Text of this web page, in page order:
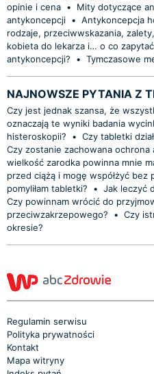
opinie i cena • Mity dotyczące
antykoncepcji • Antykoncepcja
rodzaje, przeciwwskazania,
kobieta do lekarza i… o co
antykoncepcji?
• Tymczasowe
NAJNOWSZE PYTANIA Z
Czy jest jednak szansa, że
oznaczają te wyniki badania
histeroskopii?
• Czy tabletki
Czy zostanie zachowana ochrona
wielkość zarodka powinna mnie
przed ciążą i mogę współżyć bez
pomyliłam tabletki?
• Jak leczyć
Czy powinnam wrócić do
przeciwzakrzepowego?
• Czy
okresie?
Regulamin serwisu
Polityka prywatności
Kontakt
Mapa witryny